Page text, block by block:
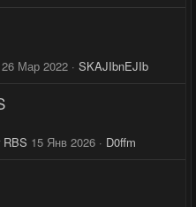
26 Мар 2022 SKAJIbnEJIb
15 Янв 2026 D0ffm